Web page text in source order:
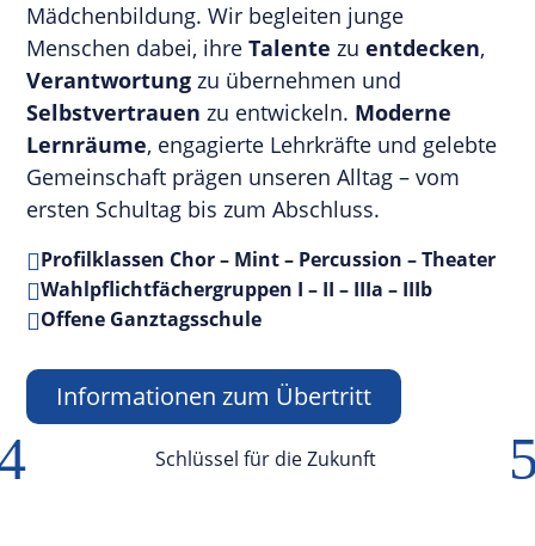
Mädchenbildung. Wir begleiten junge
Menschen dabei, ihreTalente zuentdecken,
Verantwortung zu übernehmen und
Selbstvertrauen zu entwickeln. Moderne
Lernräume, engagierte Lehrkräfte und gelebte
Gemeinschaft prägen unseren Alltag – vom
ersten Schultag bis zum Abschluss.
Profilklassen Chor – Mint – Percussion – Theater
Wahlpflichtfächergruppen I – II – IIIa – IIIb
Offene Ganztagsschule
Informationen zum Übertritt
Schlüssel für die Zukunft